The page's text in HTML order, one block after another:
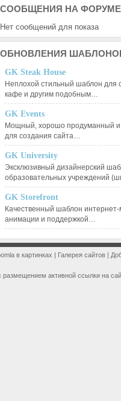
СООБЩЕНИЯ НА ФОРУМЕ
Нет сообщений для показа
ОБНОВЛЕНИЯ
GK Steak House
Неплохой стильный шаблон для
кафе и другим подобным…
GK Events
Мощный, хорошо продуманный и
для создания сайта…
GK University
Эксклюзивный дизайнерский
образовательных учреждений
GK Storefront
Качественный шаблон
анимации и поддержкой…
в картинках | Галерея сайтов |
активной ссылки на